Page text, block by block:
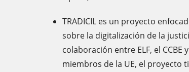
TRADICIL es un proyecto
sobre la digitalización de la
colaboración entre ELF, el
miembros de la UE, el proyecto